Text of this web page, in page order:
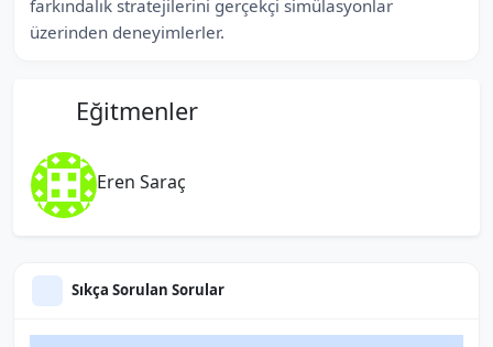
farkındalık stratejilerini gerçekçi simülasyonlar
üzerinden deneyimlerler.
Eğitmenler
Eren Saraç
Sıkça Sorulan Sorular